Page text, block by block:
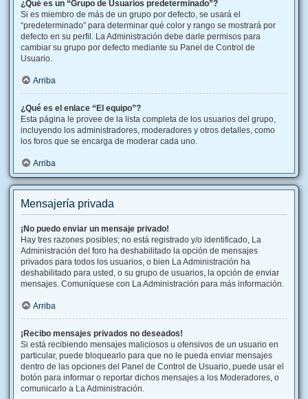
¿Qué es un “Grupo de Usuarios predeterminado”?
Si es miembro de más de un grupo por defecto, se usará el
“predeterminado” para determinar qué color y rango se mostrará por
defecto en su perfil. La Administración debe darle permisos para
cambiar su grupo por defecto mediante su Panel de Control de
Usuario.
Arriba
¿Qué es el enlace “El equipo”?
Esta página le provee de la lista completa de los usuarios del grupo,
incluyendo los administradores, moderadores y otros detalles, como
los foros que se encarga de moderar cada uno.
Arriba
Mensajería privada
¡No puedo enviar un mensaje privado!
Hay tres razones posibles; no está registrado y/o identificado, La
Administración del foro ha deshabilitado la opción de mensajes
privados para todos los usuarios, o bien La Administración ha
deshabilitado para usted, o su grupo de usuarios, la opción de enviar
mensajes. Comuníquese con La Administración para más información.
Arriba
¡Recibo mensajes privados no deseados!
Si está recibiendo mensajes maliciosos u ofensivos de un usuario en
particular, puede bloquearlo para que no le pueda enviar mensajes
dentro de las opciones del Panel de Control de Usuario, puede usar el
botón para informar o reportar dichos mensajes a los Moderadores, o
comunicarlo a La Administración.